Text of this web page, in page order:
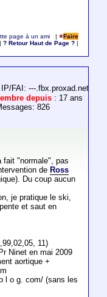
page à un ami |
Faire
|? Retour Haut de Page ?
IP/FAI: ---.fbx.proxad.net
depuis : 17 ans
826
fait "normale", pas
de Ross
Du coup aucun
je pratique le ski,
et saut en
11)
Ninet en mai 2009
aortique +
l o g. com/ (sans les